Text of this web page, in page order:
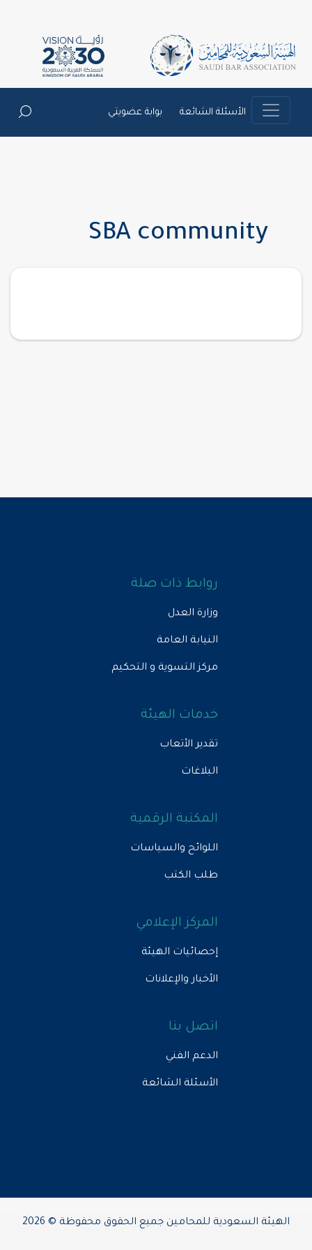
الأسئلة الشائعة بوابة عضويتي
SBA community
روابط ذات صلة
وزارة العدل
النيابة العامة
مركز التسوية و التحكيم
خدمات الهيئة
تقدير الأتعاب
البلاغات
المكتبة الرقمية
اللوائح والسياسات
طلب الكتب
المركز الإعلامي
إحصائيات الهيئة
الأخبار والإعلانات
اتصل بنا
الدعم الفني
الأسئلة الشائعة
الهيئة السعودية للمحامين جميع الحقوق محفوظة © 2026